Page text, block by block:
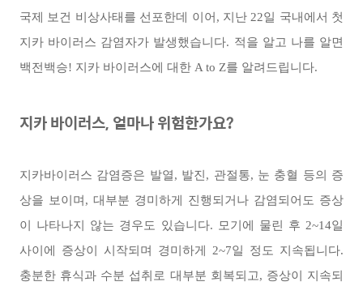
국제 보건 비상사태를 선포한데 이어, 지난 22일 국내에서 첫
지카 바이러스 감염자가 발생했습니다. 적을 알고 나를 알면
백전백승! 지카 바이러스에 대한 A to Z를 알려드립니다.
지카 바이러스, 얼마나 위험한가요?
지카바이러스 감염증은 발열, 발진, 관절통, 눈 충혈 등의 증
상을 보이며, 대부분 경미하게 진행되거나 감염되어도 증상
이 나타나지 않는 경우도 있습니다. 모기에 물린 후 2~14일
사이에 증상이 시작되며 경미하게 2~7일 정도 지속됩니다.
충분한 휴식과 수분 섭취로 대부분 회복되고, 증상이 지속되